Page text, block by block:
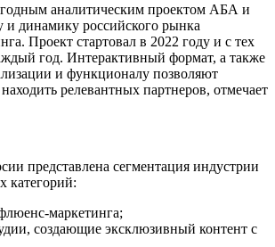
аналитическим проектом АБА и
и динамику российского рынка
Проект стартовал в 2022 году и с тех
год. Интерактивный формат, а также
и функционалу позволяют
релевантных партнеров, отмечает
представлена сегментация индустрии
категорий:
маркетинга;
создающие эксклюзивный контент с